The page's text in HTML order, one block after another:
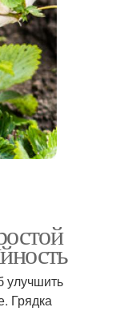
улучшить
Грядка